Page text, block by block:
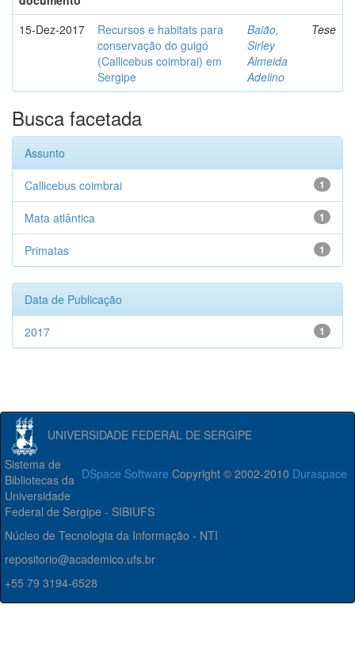
15-Dez-2017
Recursos e habitats para
conservação do guigó
(Callicebus coimbrai) em
Sergipe
Baião,
Sirley
Almeida
Adelino
Tese
Busca facetada
Assunto
1
Callicebus coimbrai
1
Mata atlântica
1
Primatas
Data de Publicação
1
2017
UNIVERSIDADE FEDERAL DE SERGIPE
DSpace Software Copyright © 2002-2010 Duraspace
Sistema de
Bibliotecas da
Universidade
Federal de Sergipe - SIBIUFS
Núcleo de Tecnologia da Informação - NTI
repositorio@academico.ufs.br
+55 79 3194-6528